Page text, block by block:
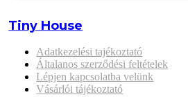
Tiny House
Adatkezelési tajékoztató
Általanos szerződési feltételek
Lépjen kapcsolatba velünk
Vásárlói tájékoztató